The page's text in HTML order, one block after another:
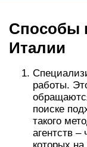
Способы
Италии
работы.
поиске
такого
агентств –